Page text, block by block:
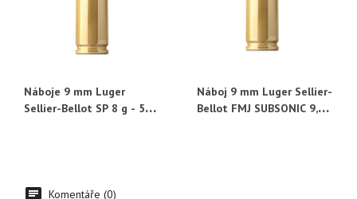
Náboje 9 mm Luger
Sellier-Bellot SP 8 g - 50
Náboj 9 mm Luger Sellier-
Bellot FMJ SUBSONIC 9,0
Komentáře (0)